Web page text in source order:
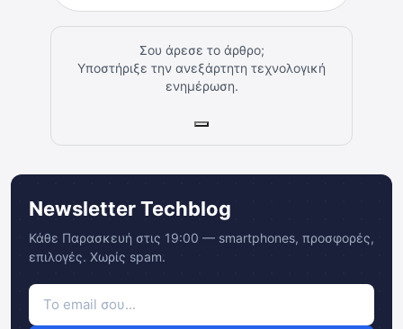
Σου άρεσε το άρθρο;
Υποστήριξε την ανεξάρτητη τεχνολογική
ενημέρωση.
Newsletter Techblog
Κάθε Παρασκευή στις 19:00 — smartphones, προσφορές,
επιλογές. Χωρίς spam.